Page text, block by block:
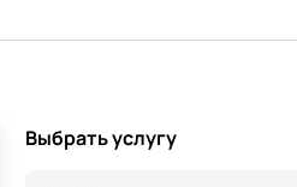
Выбрать услугу